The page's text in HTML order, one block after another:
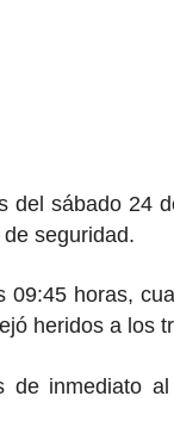
del sábado 24
seguridad.
horas,
heridos a los
de inmediato